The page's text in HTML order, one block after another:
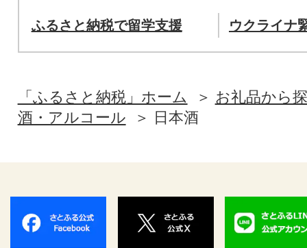
ふるさと納税で留学支援 ウクライナ
「ふるさと納税」ホーム
お礼品から
酒・アルコール
日本酒